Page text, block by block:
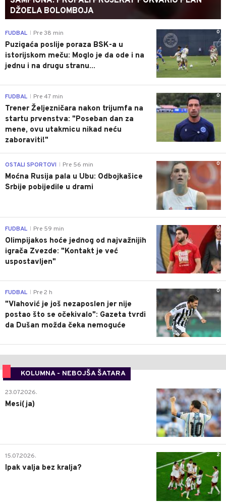
DŽOELA BOLOMBOJA
0
FUDBAL Pre 38 min
Puzigaća poslije poraza BSK-a u
istorijskom meču: Moglo je da ode i na
jednu i na drugu stranu...
0
FUDBAL Pre 47 min
Trener Željezničara nakon trijumfa na
startu prvenstva: "Poseban dan za
mene, ovu utakmicu nikad neću
zaboraviti!"
0
OSTALI SPORTOVI Pre 56 min
Moćna Rusija pala u Ubu: Odbojkašice
Srbije pobijedile u drami
0
FUDBAL Pre 59 min
Olimpijakos hoće jednog od najvažnijih
igrača Zvezde: "Kontakt je već
uspostavljen"
0
FUDBAL Pre 2 h
"Vlahović je još nezaposlen jer nije
postao što se očekivalo": Gazeta tvrdi
da Dušan možda čeka nemoguće
KOLUMNA - NEBOJŠA ŠATARA
0
23.07.2026.
Mesi(ja)
2
15.07.2026.
Ipak valja bez kralja?